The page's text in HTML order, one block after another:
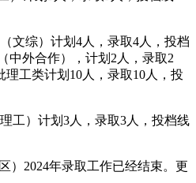
文综）计划4人，录取4人，投档
中外合作），计划2人，录取2
理工类计划10人，录取10人，投
工）计划3人，录取3人，投档线
）2024年录取工作已经结束。更